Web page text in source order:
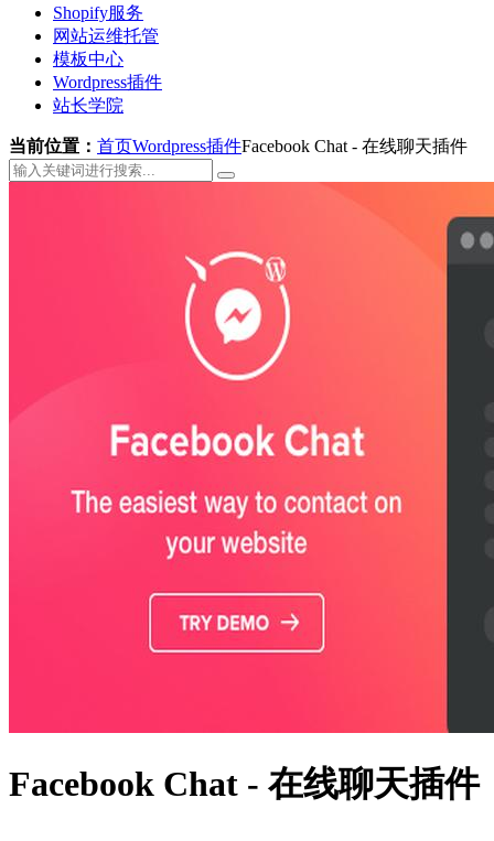
Shopify服务
网站运维托管
模板中心
Wordpress插件
站长学院
当前位置： 首页Wordpress插件Facebook Chat - 在线聊天插件
Facebook Chat - 在线聊天插件